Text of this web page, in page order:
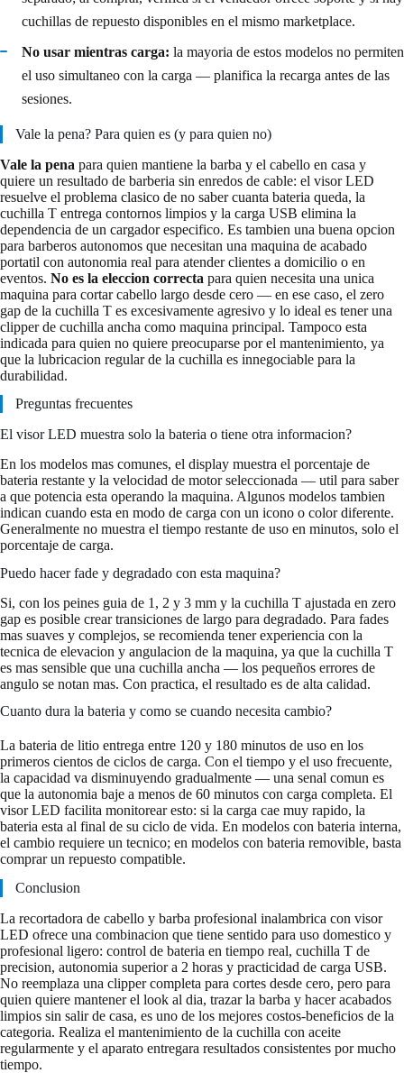
cuchillas de repuesto disponibles en el mismo marketplace.
No usar mientras carga: la mayoria de estos modelos no permiten
el uso simultaneo con la carga — planifica la recarga antes de las
sesiones.
Vale la pena? Para quien es (y para quien no)
Vale la pena para quien mantiene la barba y el cabello en casa y
quiere un resultado de barberia sin enredos de cable: el visor LED
resuelve el problema clasico de no saber cuanta bateria queda, la
cuchilla T entrega contornos limpios y la carga USB elimina la
dependencia de un cargador especifico. Es tambien una buena opcion
para barberos autonomos que necesitan una maquina de acabado
portatil con autonomia real para atender clientes a domicilio o en
eventos. No es la eleccion correcta para quien necesita una unica
maquina para cortar cabello largo desde cero — en ese caso, el zero
gap de la cuchilla T es excesivamente agresivo y lo ideal es tener una
clipper de cuchilla ancha como maquina principal. Tampoco esta
indicada para quien no quiere preocuparse por el mantenimiento, ya
que la lubricacion regular de la cuchilla es innegociable para la
durabilidad.
Preguntas frecuentes
El visor LED muestra solo la bateria o tiene otra informacion?
En los modelos mas comunes, el display muestra el porcentaje de
bateria restante y la velocidad de motor seleccionada — util para saber
a que potencia esta operando la maquina. Algunos modelos tambien
indican cuando esta en modo de carga con un icono o color diferente.
Generalmente no muestra el tiempo restante de uso en minutos, solo el
porcentaje de carga.
Puedo hacer fade y degradado con esta maquina?
Si, con los peines guia de 1, 2 y 3 mm y la cuchilla T ajustada en zero
gap es posible crear transiciones de largo para degradado. Para fades
mas suaves y complejos, se recomienda tener experiencia con la
tecnica de elevacion y angulacion de la maquina, ya que la cuchilla T
es mas sensible que una cuchilla ancha — los pequeños errores de
angulo se notan mas. Con practica, el resultado es de alta calidad.
Cuanto dura la bateria y como se cuando necesita cambio?
La bateria de litio entrega entre 120 y 180 minutos de uso en los
primeros cientos de ciclos de carga. Con el tiempo y el uso frecuente,
la capacidad va disminuyendo gradualmente — una senal comun es
que la autonomia baje a menos de 60 minutos con carga completa. El
visor LED facilita monitorear esto: si la carga cae muy rapido, la
bateria esta al final de su ciclo de vida. En modelos con bateria interna,
el cambio requiere un tecnico; en modelos con bateria removible, basta
comprar un repuesto compatible.
Conclusion
La recortadora de cabello y barba profesional inalambrica con visor
LED ofrece una combinacion que tiene sentido para uso domestico y
profesional ligero: control de bateria en tiempo real, cuchilla T de
precision, autonomia superior a 2 horas y practicidad de carga USB.
No reemplaza una clipper completa para cortes desde cero, pero para
quien quiere mantener el look al dia, trazar la barba y hacer acabados
limpios sin salir de casa, es uno de los mejores costos-beneficios de la
categoria. Realiza el mantenimiento de la cuchilla con aceite
regularmente y el aparato entregara resultados consistentes por mucho
tiempo.